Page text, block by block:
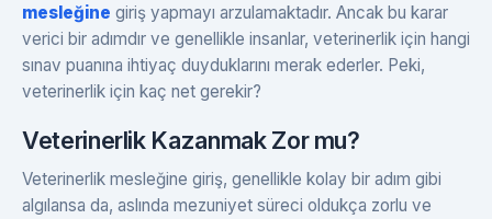
mesleğine giriş yapmayı arzulamaktadır. Ancak bu karar
verici bir adımdır ve genellikle insanlar, veterinerlik için hangi
sınav puanına ihtiyaç duyduklarını merak ederler. Peki,
veterinerlik için kaç net gerekir?
Veterinerlik Kazanmak Zor mu?
Veterinerlik mesleğine giriş, genellikle kolay bir adım gibi
algılansa da, aslında mezuniyet süreci oldukça zorlu ve